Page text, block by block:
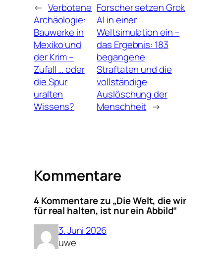
← Verbotene
Archäologie:
Bauwerke in
Mexiko und
der Krim –
Zufall … oder
die Spur
uralten
Wissens?
Forscher setzen Grok
AI in einer
Weltsimulation ein –
das Ergebnis: 183
begangene
Straftaten und die
vollständige
Auslöschung der
Menschheit →
Kommentare
4 Kommentare zu „Die Welt, die wir
für real halten, ist nur ein Abbild“
3. Juni 2026
uwe